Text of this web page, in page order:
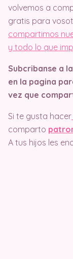
volvemos a
gratis para
compartimos
y todo lo que
Subcribanse a
en la pagina
vez que
Si te gusta hacer
comparto
A tus hijos les